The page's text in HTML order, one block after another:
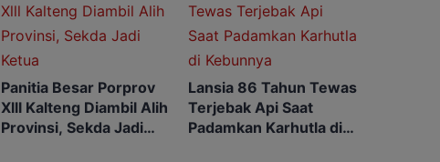
Panitia Besar Porprov
Xlll Kalteng Diambil Alih
Provinsi, Sekda Jadi
Lansia 86 Tahun Tewas
Terjebak Api Saat
Padamkan Karhutla di